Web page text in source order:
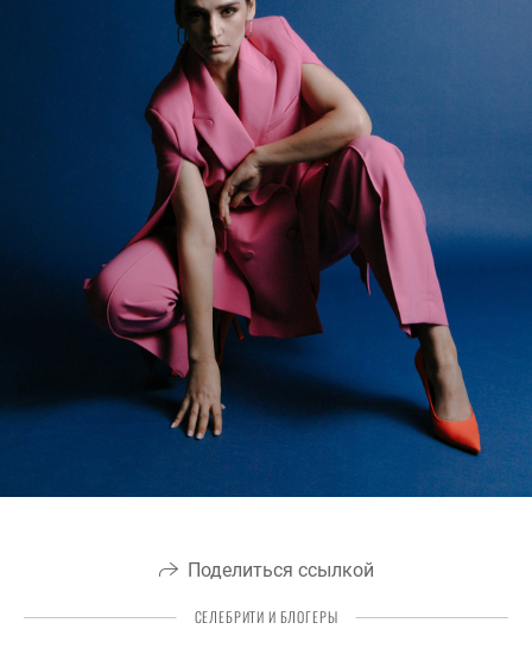
Поделиться ссылкой
СЕЛЕБРИТИ И БЛОГЕРЫ